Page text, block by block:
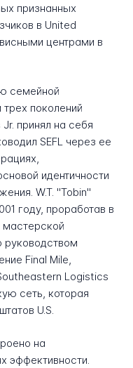
признанных
в United
центрами в
семейной
поколений
принял на себя
SEFL через ее
идентичности
W.T. "Tobin"
году, проработав в
мастерской
руководством
Final Mile,
Logistics
сеть, которая
U.S.
на
эффективности.